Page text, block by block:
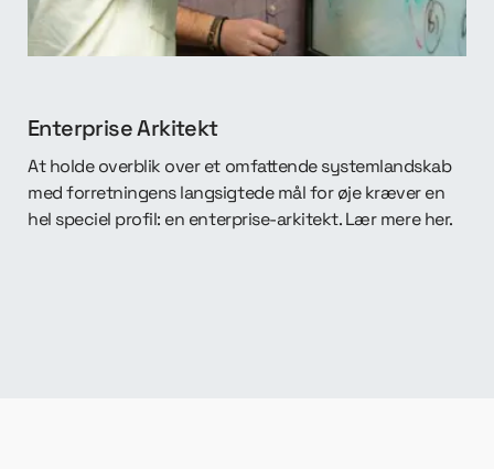
Enterprise Arkitekt
At holde overblik over et omfattende systemlandskab
med forretningens langsigtede mål for øje kræver en
hel speciel profil: en enterprise-arkitekt. Lær mere her.